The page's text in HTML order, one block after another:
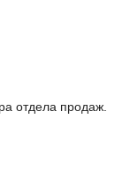
отдела продаж.